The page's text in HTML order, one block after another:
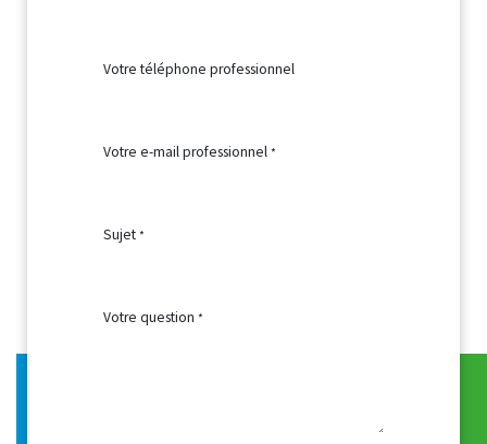
Votre téléphone professionnel
Votre e-mail professionnel *
Sujet *
Votre question *